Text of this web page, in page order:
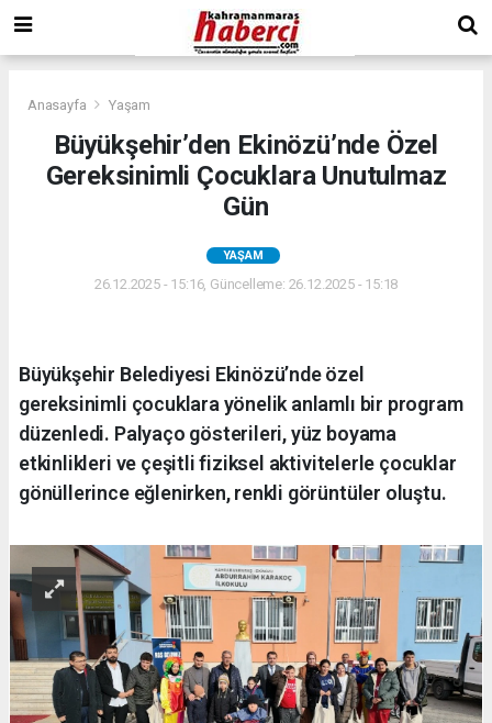
Anasayfa Yaşam
Büyükşehir’den Ekinözü’nde Özel
Gereksinimli Çocuklara Unutulmaz
Gün
YAŞAM
26.12.2025 - 15:16, Güncelleme: 26.12.2025 - 15:18
Büyükşehir Belediyesi Ekinözü’nde özel
gereksinimli çocuklara yönelik anlamlı bir program
düzenledi. Palyaço gösterileri, yüz boyama
etkinlikleri ve çeşitli fiziksel aktivitelerle çocuklar
gönüllerince eğlenirken, renkli görüntüler oluştu.